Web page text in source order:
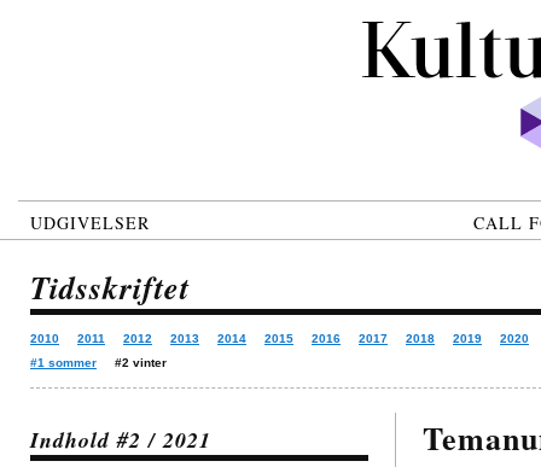
UDGIVELSER CALL
Tidsskriftet
2010 2011 2012 2013 2014 2015 2016 2017 2018 2019
2020
#1 sommer
#2 vinter
Indhold #2 / 2021